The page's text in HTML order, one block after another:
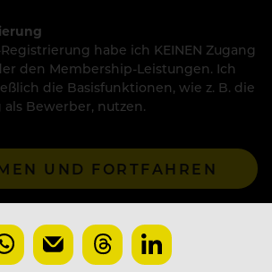
habe ich KEINEN Zugang
den Membership-Leistungen. Ich
die Basisfunktionen, wie z. B. die
Bewerber, nutzen.
UND FORTFAHREN